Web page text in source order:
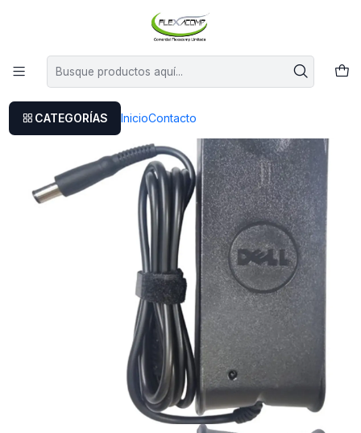
CATEGORÍAS InicioContacto
Este es el texto del slide